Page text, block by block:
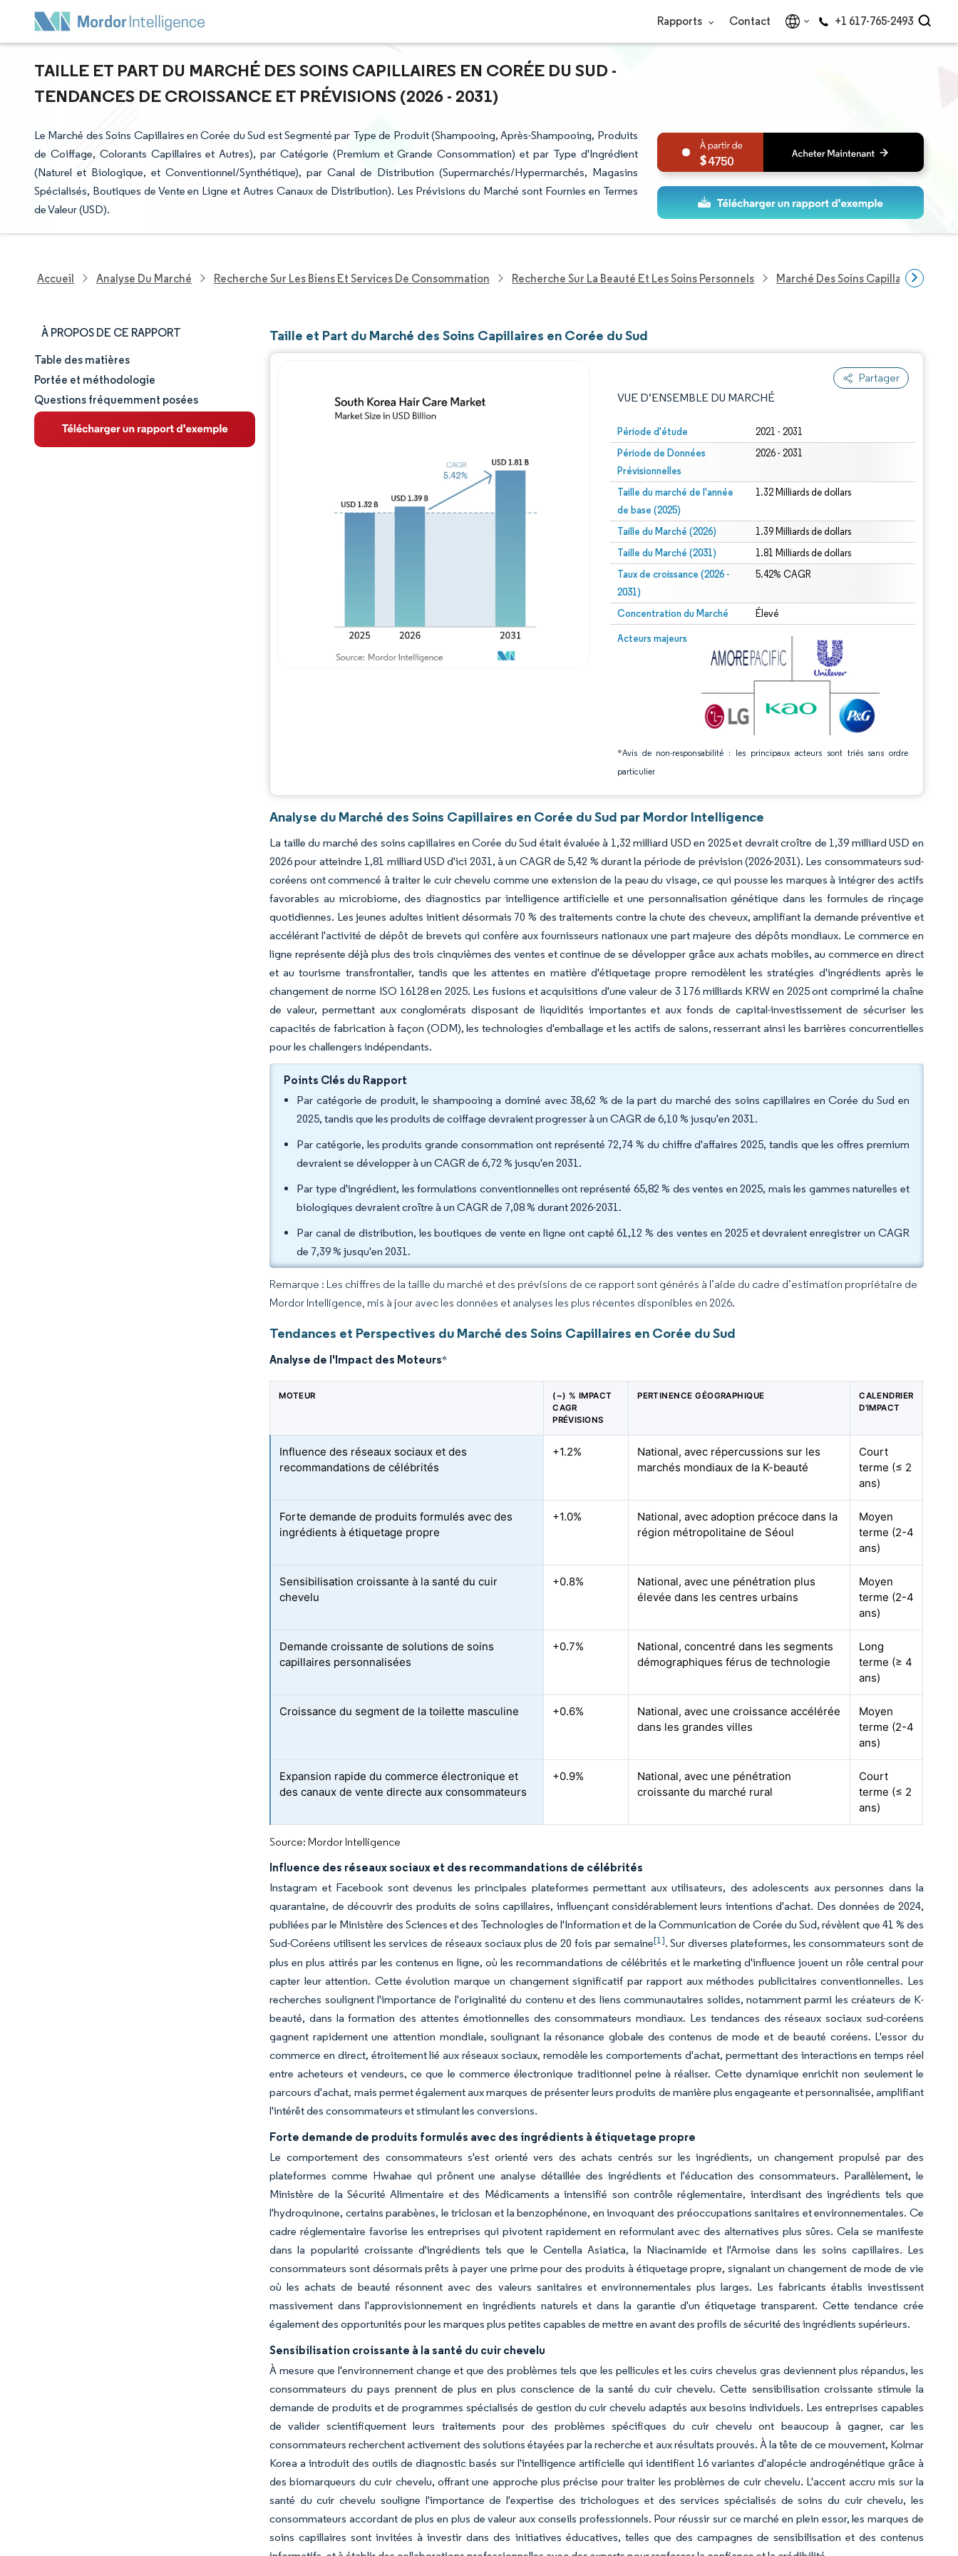
Rapports Contact +1 617-765-2493
TAILLE ET PART DU MARCHÉ DES SOINS CAPILLAIRES EN CORÉE DU SUD -
TENDANCES DE CROISSANCE ET PRÉVISIONS (2026 - 2031)
Le Marché des Soins Capillaires en Corée du Sud est Segmenté par Type de Produit (Shampooing, Après-Shampooing, Produits
de Coiffage, Colorants Capillaires et Autres), par Catégorie (Premium et Grande Consommation) et par Type d'Ingrédient
(Naturel et Biologique, et Conventionnel/Synthétique), par Canal de Distribution (Supermarchés/Hypermarchés, Magasins
Spécialisés, Boutiques de Vente en Ligne et Autres Canaux de Distribution). Les Prévisions du Marché sont Fournies en Termes
de Valeur (USD).
4750
Accueil Analyse Du Marché Recherche Sur Les Biens Et Services De Consommation Recherche Sur La Beauté Et Les Soins Personnels Marché Des Soins Capillaires En
À PROPOS DE CE RAPPORT
Taille et part de marché
Analyse du marché
Tendances et perspectives
Table des matières
Portée et méthodologie
Questions fréquemment posées
Taille et Part du Marché des Soins Capillaires en Corée du Sud
Partager
VUE D’ENSEMBLE DU MARCHÉ
Période d'étude 2021 - 2031
Période de Données
Prévisionnelles
2026 - 2031
Taille du marché de l'année
de base (2025)
1.32 Milliards de dollars
Taille du Marché (2026) 1.39 Milliards de dollars
Taille du Marché (2031) 1.81 Milliards de dollars
Taux de croissance (2026 -
2031)
5.42% CAGR
Concentration du Marché Élevé
Acteurs majeurs
*Avis de non-responsabilité : les principaux acteurs sont triés sans ordre
particulier
Image © Mordor Intelligence. La réutilisation nécessite une attribution sous CC BY 4.0.
Image © Mordor Intelligence. La réutilisation nécessite une attribution sous CC BY 4.0.
Analyse du Marché des Soins Capillaires en Corée du Sud par Mordor Intelligence
La taille du marché des soins capillaires en Corée du Sud était évaluée à 1,32 milliard USD en 2025 et devrait croître de 1,39 milliard USD en
2026 pour atteindre 1,81 milliard USD d'ici 2031, à un CAGR de 5,42 % durant la période de prévision (2026-2031). Les consommateurs sud-
coréens ont commencé à traiter le cuir chevelu comme une extension de la peau du visage, ce qui pousse les marques à intégrer des actifs
favorables au microbiome, des diagnostics par intelligence artificielle et une personnalisation génétique dans les formules de rinçage
quotidiennes. Les jeunes adultes initient désormais 70 % des traitements contre la chute des cheveux, amplifiant la demande préventive et
accélérant l'activité de dépôt de brevets qui confère aux fournisseurs nationaux une part majeure des dépôts mondiaux. Le commerce en
ligne représente déjà plus des trois cinquièmes des ventes et continue de se développer grâce aux achats mobiles, au commerce en direct
et au tourisme transfrontalier, tandis que les attentes en matière d'étiquetage propre remodèlent les stratégies d'ingrédients après le
changement de norme ISO 16128 en 2025. Les fusions et acquisitions d'une valeur de 3 176 milliards KRW en 2025 ont comprimé la chaîne
de valeur, permettant aux conglomérats disposant de liquidités importantes et aux fonds de capital-investissement de sécuriser les
capacités de fabrication à façon (ODM), les technologies d'emballage et les actifs de salons, resserrant ainsi les barrières concurrentielles
pour les challengers indépendants.
Points Clés du Rapport
Par catégorie de produit, le shampooing a dominé avec 38,62 % de la part du marché des soins capillaires en Corée du Sud en
2025, tandis que les produits de coiffage devraient progresser à un CAGR de 6,10 % jusqu'en 2031.
Par catégorie, les produits grande consommation ont représenté 72,74 % du chiffre d'affaires 2025, tandis que les offres premium
devraient se développer à un CAGR de 6,72 % jusqu'en 2031.
Par type d'ingrédient, les formulations conventionnelles ont représenté 65,82 % des ventes en 2025, mais les gammes naturelles et
biologiques devraient croître à un CAGR de 7,08 % durant 2026-2031.
Par canal de distribution, les boutiques de vente en ligne ont capté 61,12 % des ventes en 2025 et devraient enregistrer un CAGR
de 7,39 % jusqu'en 2031.
Remarque : Les chiffres de la taille du marché et des prévisions de ce rapport sont générés à l’aide du cadre d’estimation propriétaire de
Mordor Intelligence, mis à jour avec les données et analyses les plus récentes disponibles en 2026.
Tendances et Perspectives du Marché des Soins Capillaires en Corée du Sud
Analyse de l'Impact des Moteurs*
MOTEUR
(~) % IMPACT
CAGR
PRÉVISIONS
PERTINENCE GÉOGRAPHIQUE
CALENDRIER
D'IMPACT
Influence des réseaux sociaux et des
recommandations de célébrités
+1.2%
National, avec répercussions sur les
marchés mondiaux de la K-beauté
Court
terme (≤ 2
ans)
Forte demande de produits formulés avec des
ingrédients à étiquetage propre
+1.0%
National, avec adoption précoce dans la
région métropolitaine de Séoul
Moyen
terme (2-4
ans)
Sensibilisation croissante à la santé du cuir
chevelu
+0.8%
National, avec une pénétration plus
élevée dans les centres urbains
Moyen
terme (2-4
ans)
Demande croissante de solutions de soins
capillaires personnalisées
+0.7%
National, concentré dans les segments
démographiques férus de technologie
Long
terme (≥ 4
ans)
Croissance du segment de la toilette masculine +0.6%
National, avec une croissance accélérée
dans les grandes villes
Moyen
terme (2-4
ans)
Expansion rapide du commerce électronique et
des canaux de vente directe aux consommateurs
+0.9%
National, avec une pénétration
croissante du marché rural
Court
terme (≤ 2
ans)
Source: Mordor Intelligence
Influence des réseaux sociaux et des recommandations de célébrités
Instagram et Facebook sont devenus les principales plateformes permettant aux utilisateurs, des adolescents aux personnes dans la
quarantaine, de découvrir des produits de soins capillaires, influençant considérablement leurs intentions d'achat. Des données de 2024,
publiées par le Ministère des Sciences et des Technologies de l'Information et de la Communication de Corée du Sud, révèlent que 41 % des
Sud-Coréens utilisent les services de réseaux sociaux plus de 20 fois par semaine[1]. Sur diverses plateformes, les consommateurs sont de
plus en plus attirés par les contenus en ligne, où les recommandations de célébrités et le marketing d'influence jouent un rôle central pour
capter leur attention. Cette évolution marque un changement significatif par rapport aux méthodes publicitaires conventionnelles. Les
recherches soulignent l'importance de l'originalité du contenu et des liens communautaires solides, notamment parmi les créateurs de K-
beauté, dans la formation des attentes émotionnelles des consommateurs mondiaux. Les tendances des réseaux sociaux sud-coréens
gagnent rapidement une attention mondiale, soulignant la résonance globale des contenus de mode et de beauté coréens. L'essor du
commerce en direct, étroitement lié aux réseaux sociaux, remodèle les comportements d'achat, permettant des interactions en temps réel
entre acheteurs et vendeurs, ce que le commerce électronique traditionnel peine à réaliser. Cette dynamique enrichit non seulement le
parcours d'achat, mais permet également aux marques de présenter leurs produits de manière plus engageante et personnalisée, amplifiant
l'intérêt des consommateurs et stimulant les conversions.
Forte demande de produits formulés avec des ingrédients à étiquetage propre
Le comportement des consommateurs s'est orienté vers des achats centrés sur les ingrédients, un changement propulsé par des
plateformes comme Hwahae qui prônent une analyse détaillée des ingrédients et l'éducation des consommateurs. Parallèlement, le
Ministère de la Sécurité Alimentaire et des Médicaments a intensifié son contrôle réglementaire, interdisant des ingrédients tels que
l'hydroquinone, certains parabènes, le triclosan et la benzophénone, en invoquant des préoccupations sanitaires et environnementales. Ce
cadre réglementaire favorise les entreprises qui pivotent rapidement en reformulant avec des alternatives plus sûres. Cela se manifeste
dans la popularité croissante d'ingrédients tels que le Centella Asiatica, la Niacinamide et l'Armoise dans les soins capillaires. Les
consommateurs sont désormais prêts à payer une prime pour des produits à étiquetage propre, signalant un changement de mode de vie
où les achats de beauté résonnent avec des valeurs sanitaires et environnementales plus larges. Les fabricants établis investissent
massivement dans l'approvisionnement en ingrédients naturels et dans la garantie d'un étiquetage transparent. Cette tendance crée
également des opportunités pour les marques plus petites capables de mettre en avant des profils de sécurité des ingrédients supérieurs.
Sensibilisation croissante à la santé du cuir chevelu
À mesure que l'environnement change et que des problèmes tels que les pellicules et les cuirs chevelus gras deviennent plus répandus, les
consommateurs du pays prennent de plus en plus conscience de la santé du cuir chevelu. Cette sensibilisation croissante stimule la
demande de produits et de programmes spécialisés de gestion du cuir chevelu adaptés aux besoins individuels. Les entreprises capables
de valider scientifiquement leurs traitements pour des problèmes spécifiques du cuir chevelu ont beaucoup à gagner, car les
consommateurs recherchent activement des solutions étayées par la recherche et aux résultats prouvés. À la tête de ce mouvement, Kolmar
Korea a introduit des outils de diagnostic basés sur l'intelligence artificielle qui identifient 16 variantes d'alopécie androgénétique grâce à
des biomarqueurs du cuir chevelu, offrant une approche plus précise pour traiter les problèmes de cuir chevelu. L'accent accru mis sur la
santé du cuir chevelu souligne l'importance de l'expertise des trichologues et des services spécialisés de soins du cuir chevelu, les
consommateurs accordant de plus en plus de valeur aux conseils professionnels. Pour réussir sur ce marché en plein essor, les marques de
soins capillaires sont invitées à investir dans des initiatives éducatives, telles que des campagnes de sensibilisation et des contenus